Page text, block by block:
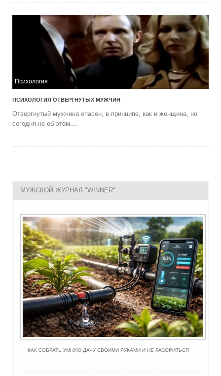
Психология
ПСИХОЛОГИЯ ОТВЕРГНУТЫХ МУЖЧИН
Отвергнутый мужчина опасен, в принципе, как и женщина, но
сегодня не об этом....
МУЖСКОЙ ЖУРНАЛ "WINNER"
КАК СОБРАТЬ УМНУЮ ДАЧУ СВОИМИ РУКАМИ И НЕ РАЗОРИТЬСЯ